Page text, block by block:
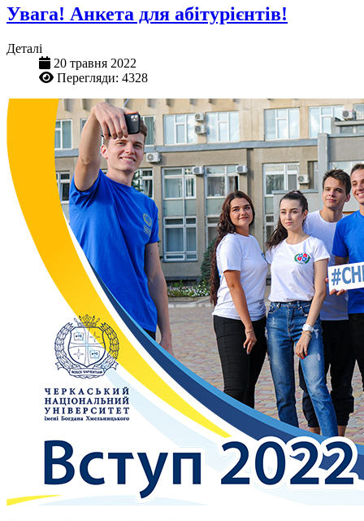
Увага! Анкета для абітурієнтів!
Деталі
20 травня 2022
Перегляди: 4328